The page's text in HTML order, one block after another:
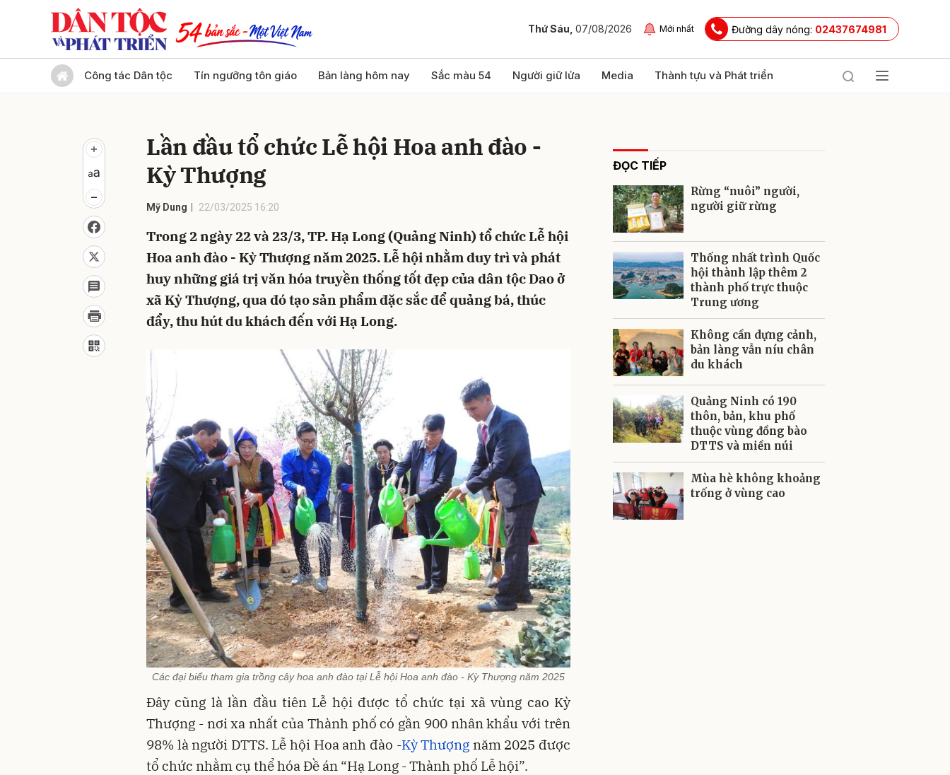
Thứ Sáu, 07/08/2026 Mới nhất Đường dây nóng: 02437674981
Công tác Dân tộc Tín ngưỡng tôn giáo Bản làng hôm nay Sắc màu 54 Người giữ lửa Media Thành tựu và Phát triển
Lần đầu tổ chức Lễ hội Hoa anh đào -
Kỳ Thượng
Mỹ Dung 22/03/2025 16:20
Trong 2 ngày 22 và 23/3, TP. Hạ Long (Quảng Ninh) tổ chức Lễ hội
Hoa anh đào - Kỳ Thượng năm 2025. Lễ hội nhằm duy trì và phát
huy những giá trị văn hóa truyền thống tốt đẹp của dân tộc Dao ở
xã Kỳ Thượng, qua đó tạo sản phẩm đặc sắc để quảng bá, thúc
đẩy, thu hút du khách đến với Hạ Long.
Các đại biểu tham gia trồng cây hoa anh đào tại Lễ hội Hoa anh đào - Kỳ Thượng năm 2025
Đây cũng là lần đầu tiên Lễ hội được tổ chức tại xã vùng cao Kỳ
Thượng - nơi xa nhất của Thành phố có gần 900 nhân khẩu với trên
98% là người DTTS. Lễ hội Hoa anh đào -Kỳ Thượng năm 2025 được
tổ chức nhằm cụ thể hóa Đề án “Hạ Long - Thành phố Lễ hội”.
ĐỌC TIẾP
Rừng “nuôi” người,
người giữ rừng
Thống nhất trình Quốc
hội thành lập thêm 2
thành phố trực thuộc
Trung ương
Không cần dựng cảnh,
bản làng vẫn níu chân
du khách
Quảng Ninh có 190
thôn, bản, khu phố
thuộc vùng đồng bào
DTTS và miền núi
Mùa hè không khoảng
trống ở vùng cao
Gửi bình luận
Hủy Gửi